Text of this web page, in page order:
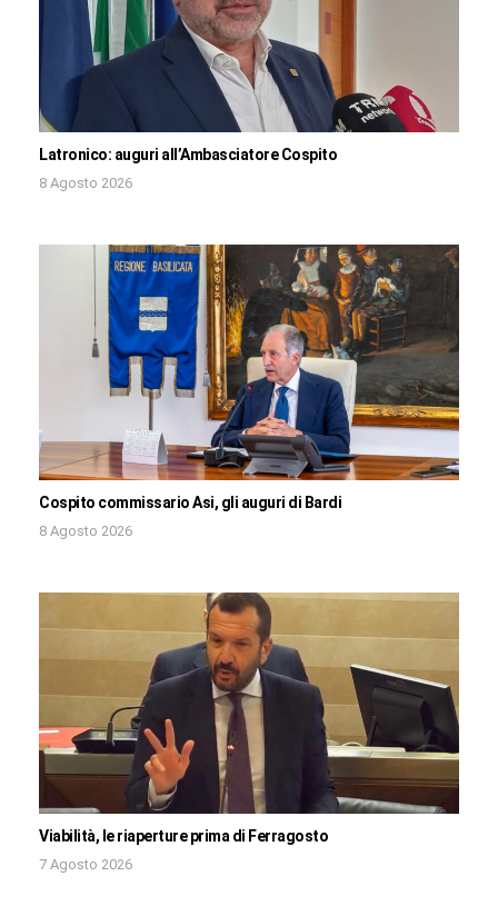
Latronico: auguri all’Ambasciatore Cospito
8 Agosto 2026
Cospito commissario Asi, gli auguri di Bardi
8 Agosto 2026
Viabilità, le riaperture prima di Ferragosto
7 Agosto 2026